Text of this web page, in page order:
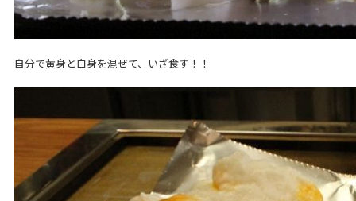
自分で黄身と白身を混ぜて、いざ食す！！